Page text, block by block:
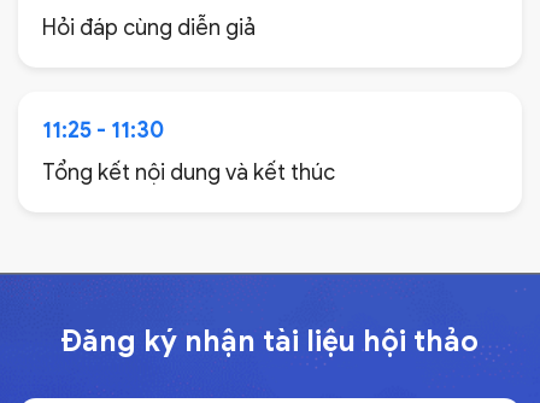
Hỏi đáp cùng diễn giả
11:25 - 11:30
Tổng kết nội dung và kết thúc
Đăng ký nhận tài liệu hội thảo